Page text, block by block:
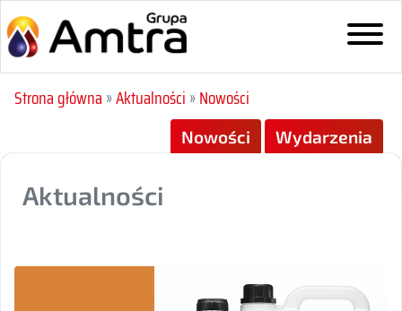
Strona główna »Aktualności » Nowości
Nowości Wydarzenia
Aktualności